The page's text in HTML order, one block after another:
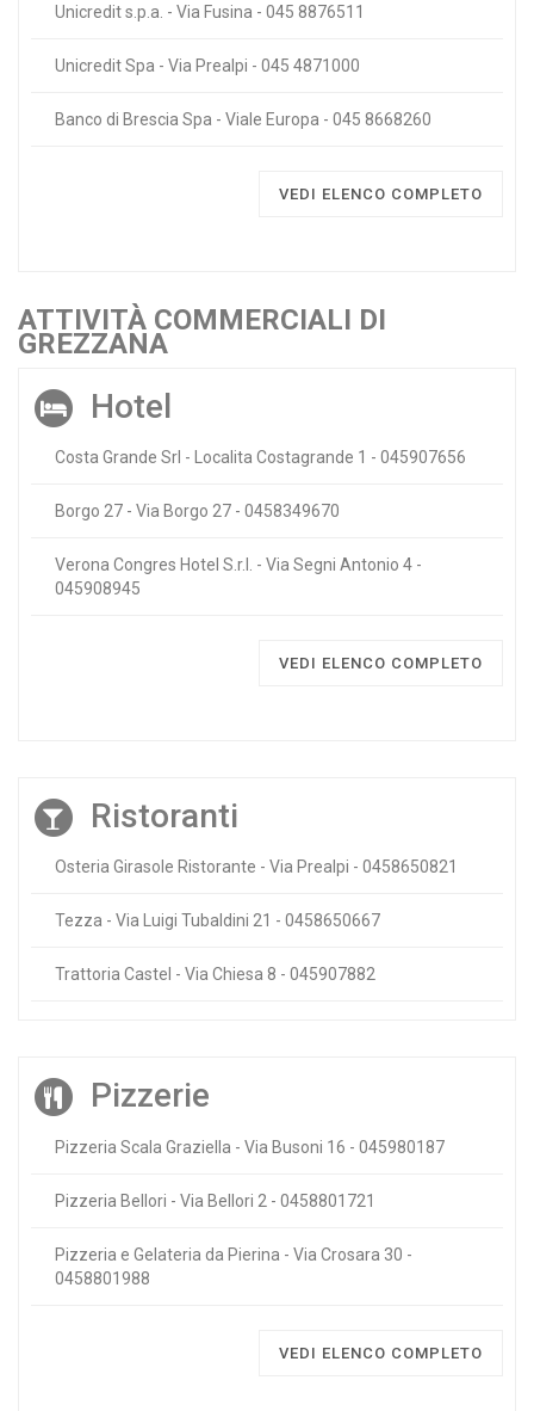
Unicredit s.p.a. - Via Fusina - 045 8876511
Unicredit Spa - Via Prealpi - 045 4871000
Banco di Brescia Spa - Viale Europa - 045 8668260
VEDI ELENCO COMPLETO
ATTIVITÀ COMMERCIALI DI
GREZZANA
Hotel
Costa Grande Srl - Localita Costagrande 1 - 045907656
Borgo 27 - Via Borgo 27 - 0458349670
Verona Congres Hotel S.r.l. - Via Segni Antonio 4 -
045908945
VEDI ELENCO COMPLETO
Ristoranti
Osteria Girasole Ristorante - Via Prealpi - 0458650821
Tezza - Via Luigi Tubaldini 21 - 0458650667
Trattoria Castel - Via Chiesa 8 - 045907882
Pizzerie
Pizzeria Scala Graziella - Via Busoni 16 - 045980187
Pizzeria Bellori - Via Bellori 2 - 0458801721
Pizzeria e Gelateria da Pierina - Via Crosara 30 -
0458801988
VEDI ELENCO COMPLETO